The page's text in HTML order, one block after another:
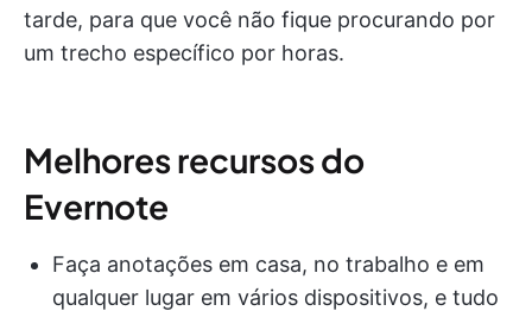
tarde, para que você não fique procurando por
um trecho específico por horas.
Melhores recursos do
Evernote
Faça anotações em casa, no trabalho e em
qualquer lugar em vários dispositivos, e tudo